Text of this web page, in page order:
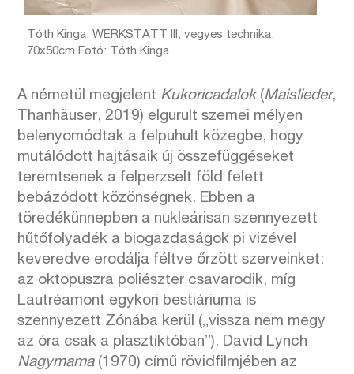
Tóth Kinga: WERKSTATT III, vegyes technika,
70x50cm Fotó: Tóth Kinga
A németül megjelent Kukoricadalok(Maislieder,
Thanhäuser, 2019) elgurult szemei mélyen
belenyomódtak a felpuhult közegbe, hogy
mutálódott hajtásaik új összefüggéseket
teremtsenek a felperzselt föld felett
bebázódott közönségnek. Ebben a
töredékünnepben a nukleárisan szennyezett
hűtőfolyadék a biogazdaságok pi vizével
keveredve erodálja féltve őrzött szerveinket:
az oktopuszra poliészter csavarodik, míg
Lautréamont egykori bestiáriuma is
szennyezett Zónába kerül („vissza nem megy
az óra csak a plasztiktóban”). David Lynch
Nagymama(1970) című rövidfilmjében az